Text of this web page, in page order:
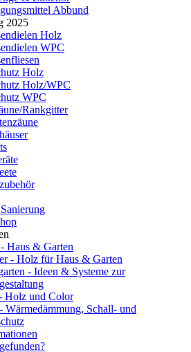
Abbund
2025
Holz
WPC
Holz
Holz/WPC
WPC
Rankgitter
Haus & Garten
- Holz für Haus & Garten
- Ideen & Systeme zur
Holz und Color
Wärmedämmung, Schall- und